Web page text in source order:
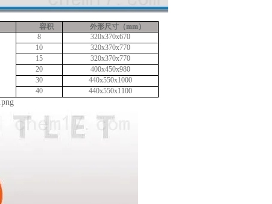
容积
外形尺寸（mm）
8
320x370x670
10
320x370x770
15
320x370x770
20
400x450x980
30
440x550x1000
40 440x550x1100